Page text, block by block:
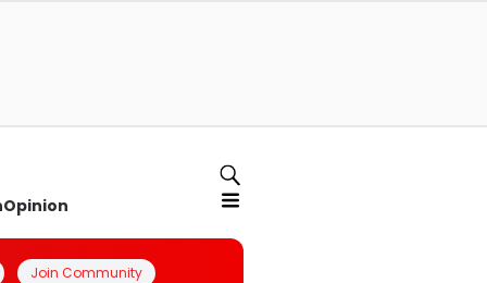
Opinion
Join Community